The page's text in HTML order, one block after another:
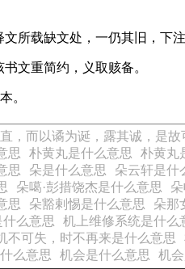
所载缺文处，一仍其旧，下
文重简约，义取赅备。
。
，而以谲为诞，露其诚，是
思 朴黄丸是什么意思 朴黄丸
思 朵是什么意思 朵云轩是什
朵噶·彭措饶杰是什么意思
思 朵豁剌惕是什么意思 朵那
什么意思 机上维修系统是什么
不可失，时不再来是什么意思
么意思
机会是什么意思 机